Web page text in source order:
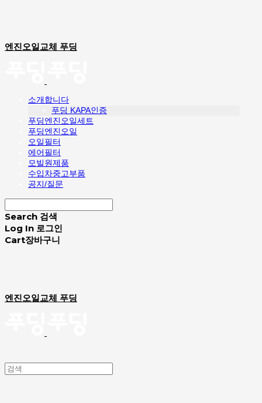
엔진오일교체 푸딩
소개합니다
푸딩 KAPA인증
푸딩엔진오일세트
푸딩엔진오일
오일필터
에어필터
모빌원제품
수입차중고부품
공지/질문
Search 검색
Log In 로그인
Cart장바구니
엔진오일교체 푸딩